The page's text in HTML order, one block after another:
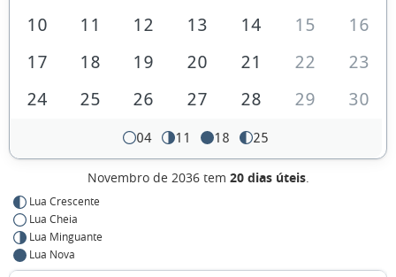
10
11 12 13 14 15
16
17
18 19 20 21 22
23
24
25 26 27 28 29 30
04 11 18 25
Novembro de 2036 tem 20 dias úteis.
Lua Crescente
Lua Cheia
Lua Minguante
Lua Nova